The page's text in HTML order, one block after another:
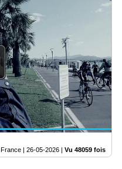
France | 26-05-2026 | Vu 48059 fois